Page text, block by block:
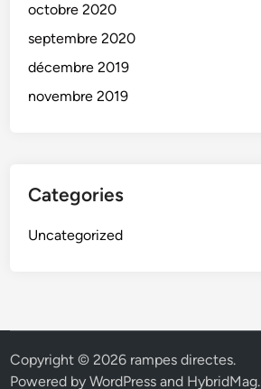
octobre 2020
septembre 2020
décembre 2019
novembre 2019
Categories
Uncategorized
Copyright © 2026 rampes directes.
Powered byWordPress and HybridMag.